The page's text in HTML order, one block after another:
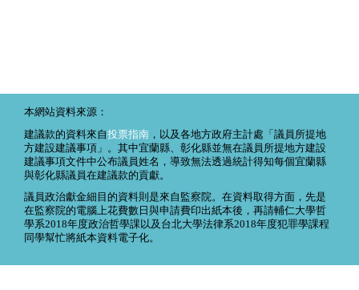
本網站資料來源：
建議款的資料來自投票指南 ，以及各地方政府主計處「議員所提地
方建設建議事項」。其中宜蘭縣、彰化縣並無在議員所提地方建設
建議事項文件中公布議員姓名，導致無法透過統計得知每個宜蘭縣
與彰化縣議員在建議款的貢獻。
議員政治獻金細目的資料則是來自監察院。在資料取得方面，先是
在監察院的電腦上花費數日與申請費印出紙本後，再請輔仁大學哲
學系2018年度政治哲學課以及台北大學法律系2018年度犯罪學課程
同學幫忙將紙本資料電子化。